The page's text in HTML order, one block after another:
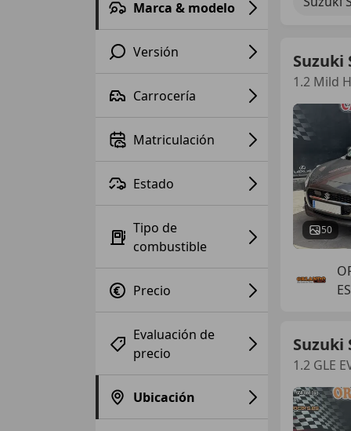
Marca & modelo
Versión
Carrocería
Matriculación
Estado
Tipo de
combustible
Precio
Evaluación de
precio
Ubicación
Suzuki
1.2 Mild
50
Suzuki
1.2 GLE